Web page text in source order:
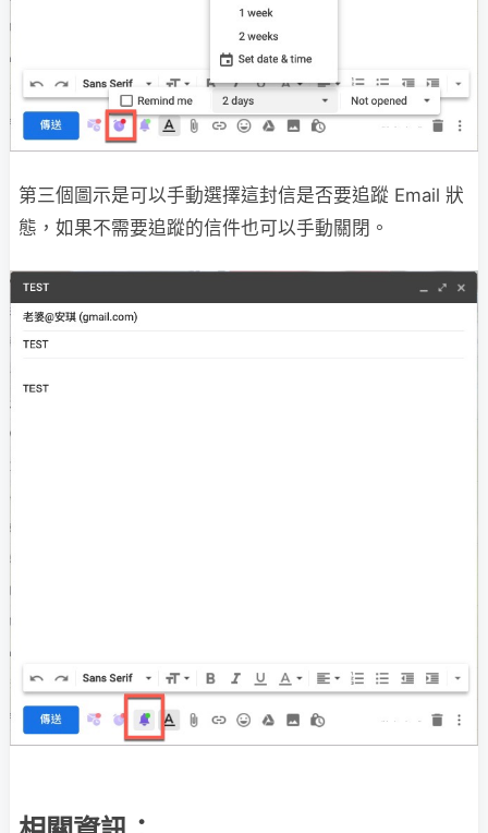
第三個圖示是可以手動選擇這封信是否要追蹤 Email 狀
態，如果不需要追蹤的信件也可以手動關閉。